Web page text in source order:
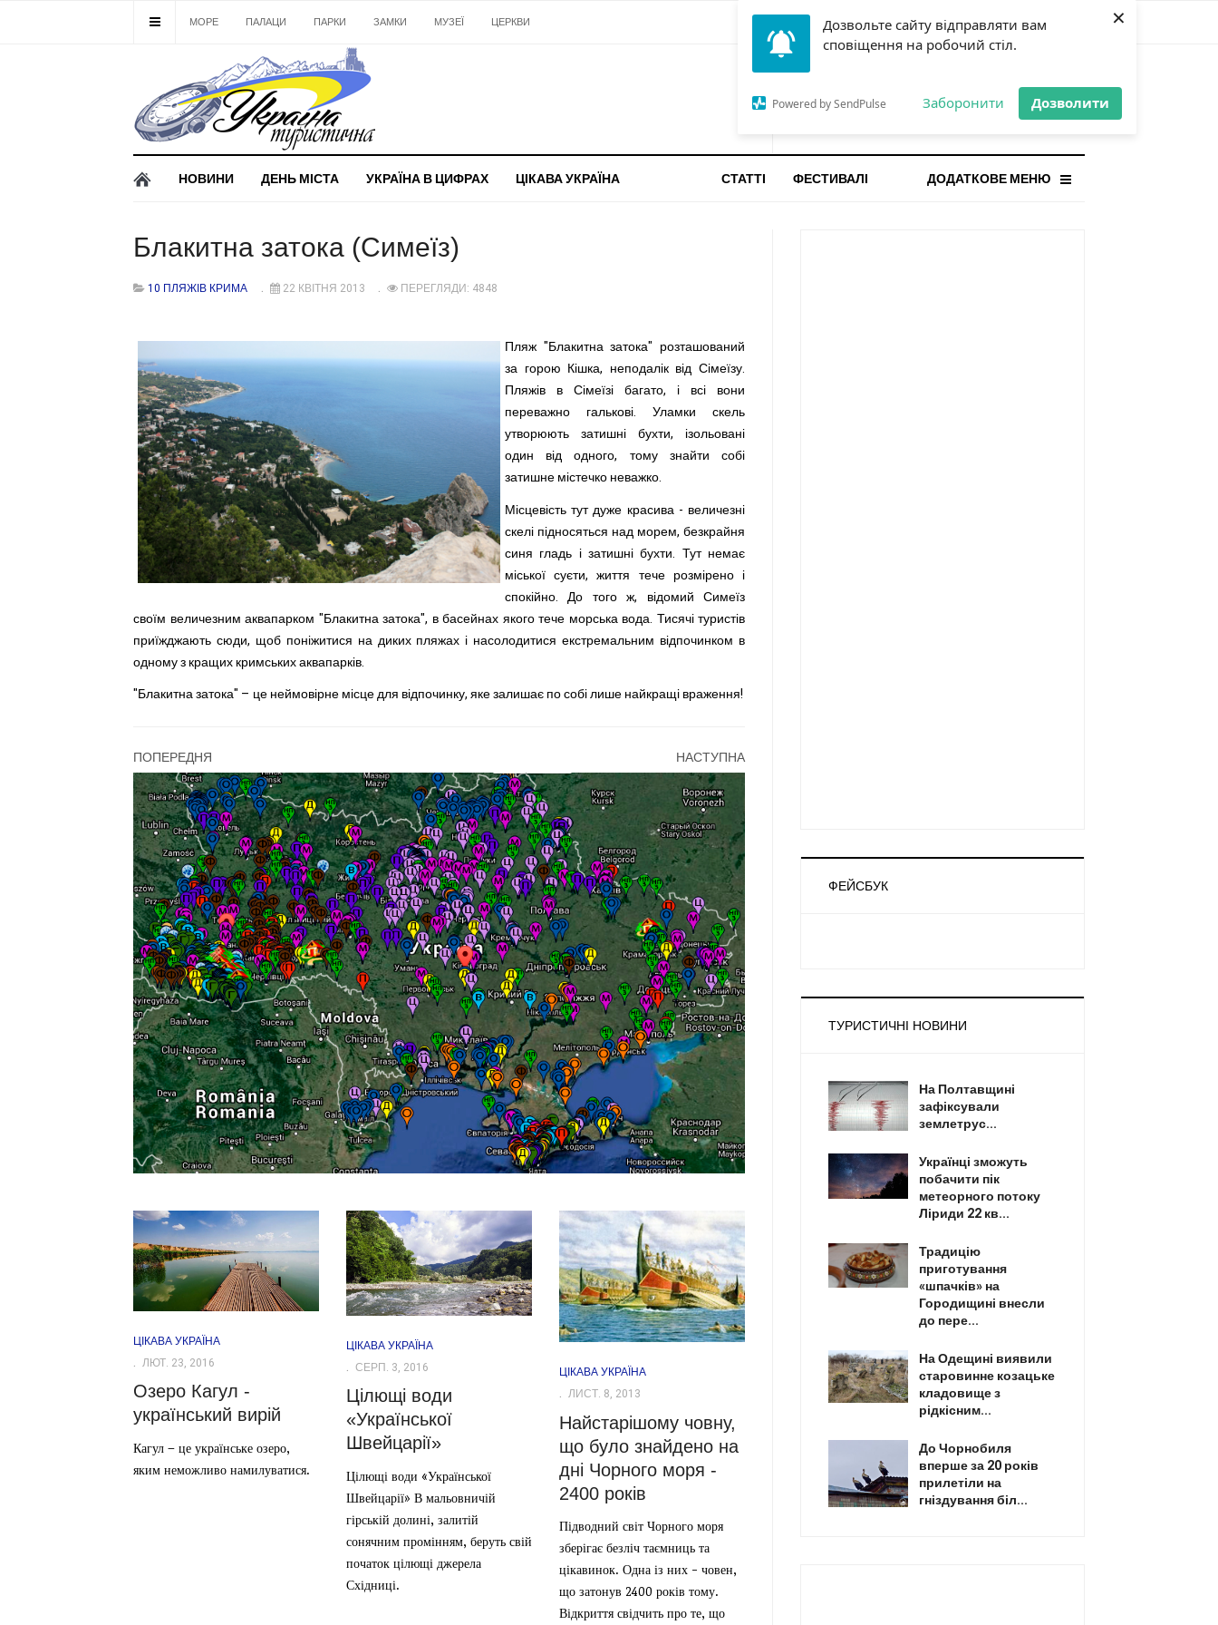
Дозвольте сайту відправляти вам
сповіщення на робочий стіл.
Powered by SendPulse Заборонити Дозволити
×
МОРЕ ПАЛАЦИ ПАРКИ ЗАМКИ МУЗЕЇ ЦЕРКВИ
ОСТАННЯ НОВИНА
Gorilla і відповідальна гра:
чому ліміти важливі поруч із
НОВИНИ ДЕНЬ МІСТА УКРАЇНА В ЦИФРАХ ЦІКАВА УКРАЇНА СТАТТІ ДОДАТКОВЕ МЕНЮ
ФЕСТИВАЛІ
Блакитна затока (Симеїз)
10 ПЛЯЖІВ КРИМА 22 КВІТНЯ 2013 ПЕРЕГЛЯДИ: 4848
Пляж "Блакитна затока" розташований
за горою Кішка, неподалік від Сімеїзу.
Пляжів в Сімеїзі багато, і всі вони
переважно галькові. Уламки скель
утворюють затишні бухти, ізольовані
один від одного, тому знайти собі
затишне містечко неважко.
Місцевість тут дуже красива - величезні
скелі підносяться над морем, безкрайня
синя гладь і затишні бухти. Тут немає
міської суєти, життя тече розмірено і
спокійно. До того ж, відомий Симеїз
своїм величезним аквапарком "Блакитна затока", в басейнах якого тече морська вода. Тисячі туристів
приїжджають сюди, щоб поніжитися на диких пляжах і насолодитися екстремальним відпочинком в
одному з кращих кримських аквапарків.
"Блакитна затока" – це неймовірне місце для відпочинку, яке залишає по собі лише найкращі враження!
ПОПЕРЕДНЯ НАСТУПНА
ЦІКАВА УКРАЇНА
ЛЮТ. 23, 2016
Озеро Кагул -
український вирій
Кагул – це українське озеро,
яким неможливо намилуватися.
ЦІКАВА УКРАЇНА
СЕРП. 3, 2016
Цілющі води
«Української
Швейцарії»
Цілющі води «Української
Швейцарії» В мальовничій
гірській долині, залитій
сонячним промінням, беруть свій
початок цілющі джерела
Східниці.
ЦІКАВА УКРАЇНА
ЛИСТ. 8, 2013
Найстарішому човну,
що було знайдено на
дні Чорного моря -
2400 років
Підводний світ Чорного моря
зберігає безліч таємниць та
цікавинок. Одна із них - човен,
що затонув 2400 років тому.
Відкриття свідчить про те, що
ФЕЙСБУК
ТУРИСТИЧНІ НОВИНИ
На Полтавщині
зафіксували
землетрус...
Українці зможуть
побачити пік
метеорного потоку
Ліриди 22 кв...
Традицію
приготування
«шпачків» на
Городищині внесли
до пере...
На Одещині виявили
старовинне козацьке
кладовище з
рідкісним...
До Чорнобиля
вперше за 20 років
прилетіли на
гніздування біл...